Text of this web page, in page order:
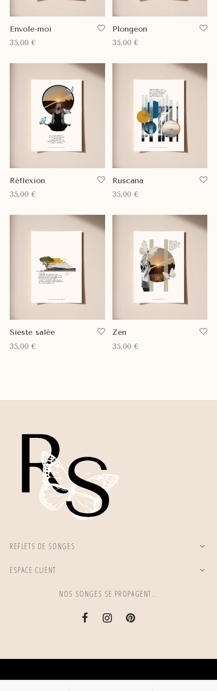
Envole-moi
35,00 €
Plongeon
35,00 €
Réflexion
35,00 €
Ruscana
35,00 €
Sieste salée
35,00 €
Zen
35,00 €
REFLETS DE SONGES
ESPACE CLIENT
NOS SONGES SE PROPAGENT…